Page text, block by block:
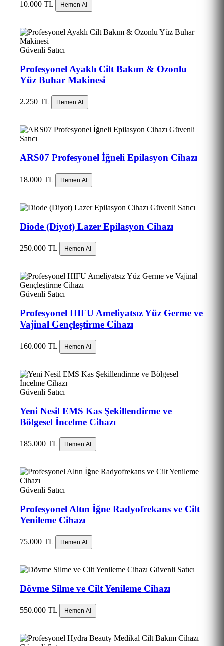
10.000 TL Hemen Al
Güvenli Satıcı
Profesyonel Ayaklı Cilt Bakım & Ozonlu
Yüz Buhar Makinesi
2.250 TL Hemen Al
Güvenli
Satıcı
ARS07 Profesyonel İğneli Epilasyon Cihazı
18.000 TL Hemen Al
Güvenli Satıcı
Diode (Diyot) Lazer Epilasyon Cihazı
250.000 TL Hemen Al
Güvenli Satıcı
Profesyonel HIFU Ameliyatsız Yüz Germe ve
Vajinal Gençleştirme Cihazı
160.000 TL Hemen Al
Güvenli Satıcı
Yeni Nesil EMS Kas Şekillendirme ve
Bölgesel İncelme Cihazı
185.000 TL Hemen Al
Güvenli Satıcı
Profesyonel Altın İğne Radyofrekans ve Cilt
Yenileme Cihazı
75.000 TL Hemen Al
Güvenli Satıcı
Dövme Silme ve Cilt Yenileme Cihazı
550.000 TL Hemen Al